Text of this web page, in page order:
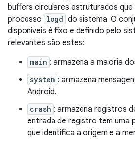
buffers circulares estruturados que
processo logd do sistema. O
disponíveis é fixo e definido pelo
relevantes são estes:
main : armazena a maioria
system : armazena
Android.
crash : armazena registros
entrada de registro tem uma
que identifica a origem e a